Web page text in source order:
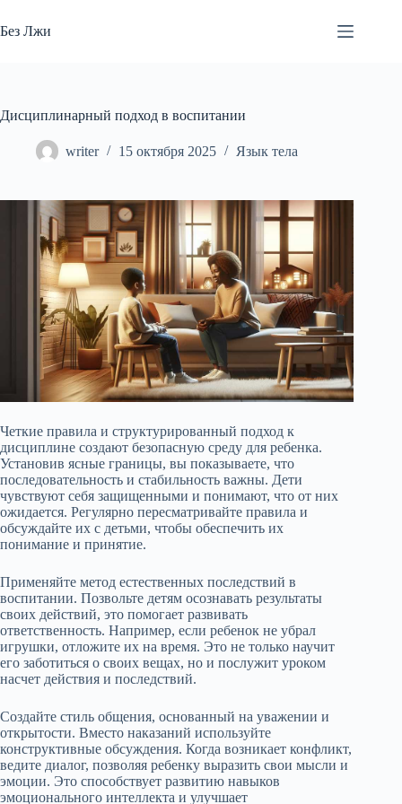
к
сути
Без Лжи
Дисциплинарный подход в воспитании
writer 15 октября 2025 Язык тела
Четкие правила и структурированный подход к
дисциплине создают безопасную среду для ребенка.
Установив ясные границы, вы показываете, что
последовательность и стабильность важны. Дети
чувствуют себя защищенными и понимают, что от них
ожидается. Регулярно пересматривайте правила и
обсуждайте их с детьми, чтобы обеспечить их
понимание и принятие.
Применяйте метод естественных последствий в
воспитании. Позвольте детям осознавать результаты
своих действий, это помогает развивать
ответственность. Например, если ребенок не убрал
игрушки, отложите их на время. Это не только научит
его заботиться о своих вещах, но и послужит уроком
насчет действия и последствий.
Создайте стиль общения, основанный на уважении и
открытости. Вместо наказаний используйте
конструктивные обсуждения. Когда возникает конфликт,
ведите диалог, позволяя ребенку выразить свои мысли и
эмоции. Это способствует развитию навыков
эмоционального интеллекта и улучшает